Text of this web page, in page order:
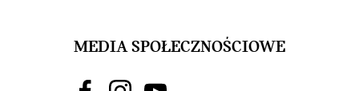
MEDIA SPOŁECZNOŚCIOWE